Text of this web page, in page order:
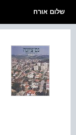
שלום אורח